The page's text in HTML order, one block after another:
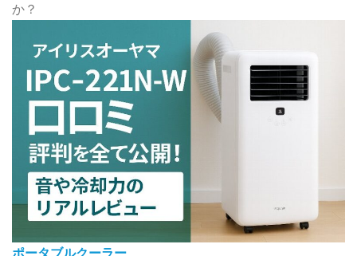
か？